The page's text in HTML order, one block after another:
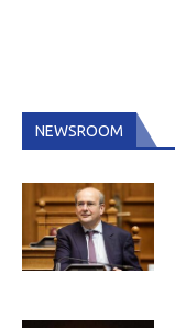
NEWSROOM